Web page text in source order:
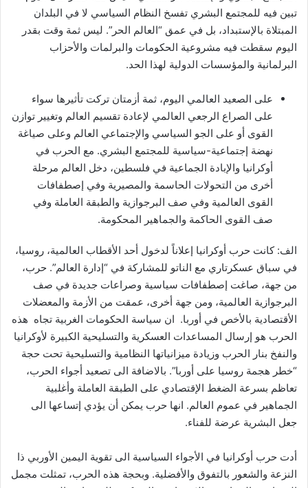
تبين فيه للمجتمع البشري تفسخ النظام السياسي لا في البلدان
المبتلاة بالإستبداد، بل في عمق “العالم الحر”. ليس ثمة وقت بقدر
اليوم سقطت فيه مشروعية الحكومات والبرلمات والأحزاب
البرلمانية والمؤسسات الدولية لهذا الحد.
على الصعيد العالمي اليوم، ثمة أزمتان تركت تأثيرها سواء
على الصراع الرجعي العالمي لإعادة تقسيم العالم وتغيير توازن
القوى أو على الجو السياسي والإجتماعي العالم وعلى صياغة
نهضة إجتماعية-سياسية للمجتمع البشري. مع الحرب في
أوكرانيا والإبادة الجماعية في فلسطين، دخل العالم مرحلة
أخرى من التحولات الحاسمة والمصيرية وفي إصطفافات
القوى العالمية وفي صف البرجوازية والطبقة العاملة وفي
صف القوى الحاكمة والجماهير المحكومة.
الف: كانت حرب أوكرانيا إعلاناً لدخول أحد الأقطاب العالمية، روسيا،
في سباق عسكرتاري مع الناتو للمشاركة في “إدارة العالم”. حرب،
من جهة، صاغت إصطفافات سياسية وصراعات جديدة في صف
البرجوازية العالمية، ومن جهة أخرى، عمقت من الأزمة والمعضلات
الأقتصادية بالأخص في أوربا. ان سياسة الحكومات الغربية تجاه هذه
الحرب هو إرسال المساعدات العسكرية والتسليحية الكبيرة لأوكرانيا
والنفخ بنار الحرب وزيادة ميزانياتها النظامية والتسليحية تحت حجة
“خطر هجمة روسيا على أوربا”. بالاضافة الى تصعيد أجواء الحرب،
تعاظم بسرعة الضغط الإقتصادي على الطبقة العاملة وأغلبية
الجماهير في عموم العالم. انها حرب يمكن أن يؤدي إتساعها الى
جعل البشرية عرضة للفناء.
أدت حرب أوكرانيا في الأجواء السياسية الى تقوية اليمين الأوربي ذا
النزعة والشعور بالتفوق والأفضلية. وبحجة هذه الحرب، تمثلت مجمل